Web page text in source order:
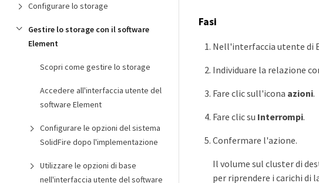
Configurare lo storage
Gestire lo storage con il software
Element
Scopri come gestire lo storage
Accedere all'interfaccia utente del
software Element
Configurare le opzioni del sistema
SolidFire dopo l'implementazione
Utilizzare le opzioni di base
nell'interfaccia utente del software
Fasi
Nell'interfaccia utente di
Individuare la relazione
Fare clic sull'icona azioni.
Fare clic su Interrompi.
Confermare l'azione.
Il volume sul cluster di
per riprendere i carichi di